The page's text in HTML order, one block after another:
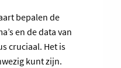
bepalen de
en de data van
cruciaal. Het is
kunt zijn.